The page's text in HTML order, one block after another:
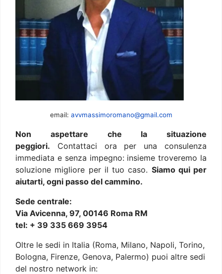
email: avvmassimoromano@gmail.com
Non aspettare che la situazione
peggiori. Contattaci ora per una consulenza
immediata e senza impegno: insieme troveremo la
soluzione migliore per il tuo caso. Siamo qui per
aiutarti, ogni passo del cammino.
Sede centrale:
Via Avicenna, 97, 00146 Roma RM
tel: + 39 335 669 3954
Oltre le sedi in Italia (Roma, Milano, Napoli, Torino,
Bologna, Firenze, Genova, Palermo) puoi altre sedi
del nostro network in: